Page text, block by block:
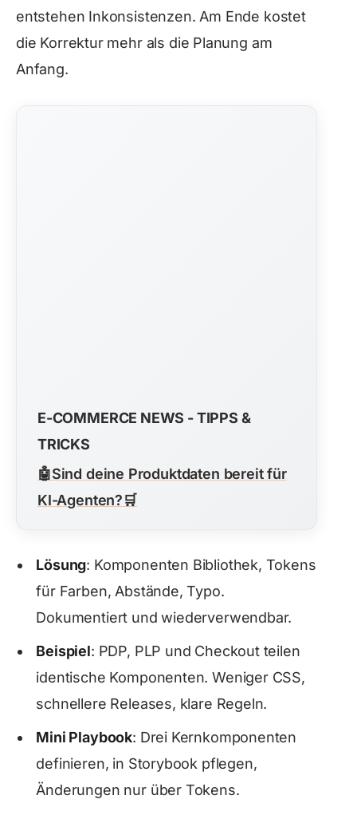
entstehen Inkonsistenzen. Am Ende kostet
die Korrektur mehr als die Planung am
Anfang.
E-COMMERCE NEWS - TIPPS &
TRICKS
🤖Sind deine Produktdaten bereit für
KI-Agenten?🛒
Lösung: Komponenten Bibliothek, Tokens
für Farben, Abstände, Typo.
Dokumentiert und wiederverwendbar.
Beispiel: PDP, PLP und Checkout teilen
identische Komponenten. Weniger CSS,
schnellere Releases, klare Regeln.
Mini Playbook: Drei Kernkomponenten
definieren, in Storybook pflegen,
Änderungen nur über Tokens.